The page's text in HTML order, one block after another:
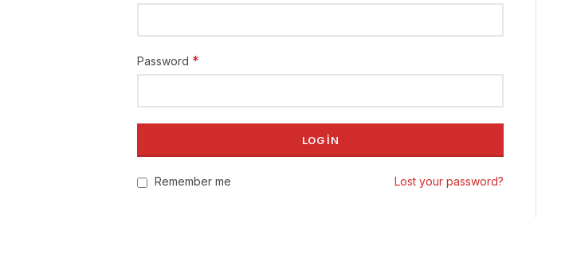
Password *
LOG IN
Lost your password?
Remember me